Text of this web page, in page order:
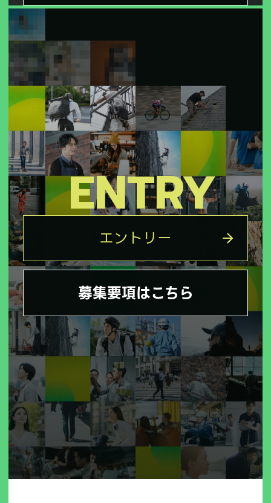
ENTRY
エントリー
募集要項はこちら